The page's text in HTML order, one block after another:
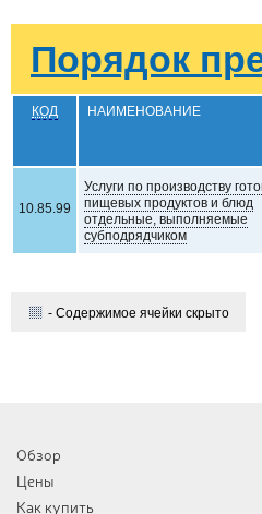
Порядок
КОД НАИМЕНОВАНИЕ
10.85.99
Услуги по производству
пищевых продуктов и блюд
отдельные, выполняемые
субподрядчиком
- Содержимое ячейки скрыто
Обзор
Цены
Как купить